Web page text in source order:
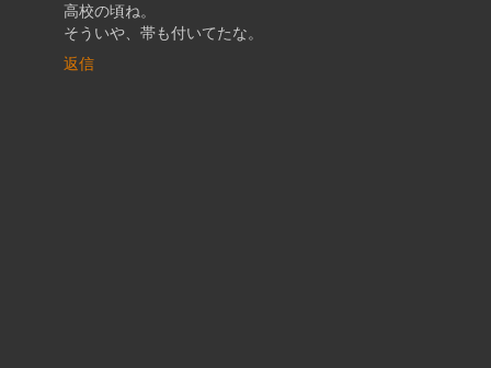
高校の頃ね。
そういや、帯も付いてたな。
返信